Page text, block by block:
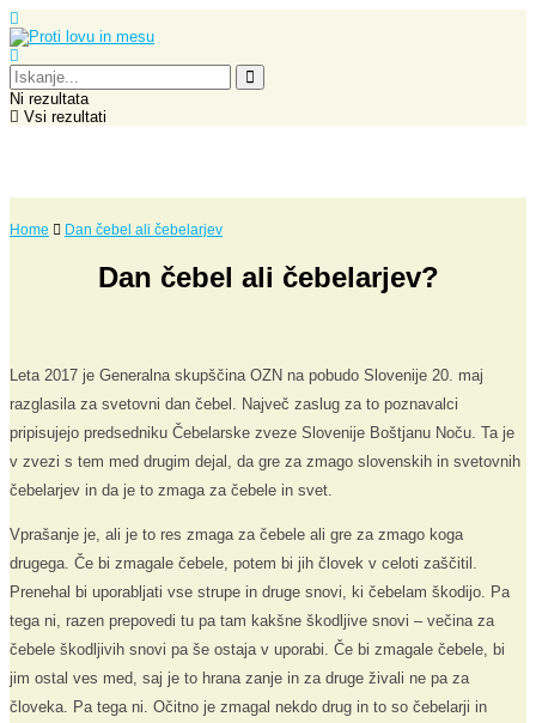
Ni rezultata
Vsi rezultati
Home Dan čebel ali čebelarjev
Dan čebel ali čebelarjev?
Leta 2017 je Generalna skupščina OZN na pobudo Slovenije 20. maj
razglasila za svetovni dan čebel. Največ zaslug za to poznavalci
pripisujejo predsedniku Čebelarske zveze Slovenije Boštjanu Noču. Ta je
v zvezi s tem med drugim dejal, da gre za zmago slovenskih in svetovnih
čebelarjev in da je to zmaga za čebele in svet.
Vprašanje je, ali je to res zmaga za čebele ali gre za zmago koga
drugega. Če bi zmagale čebele, potem bi jih človek v celoti zaščitil.
Prenehal bi uporabljati vse strupe in druge snovi, ki čebelam škodijo. Pa
tega ni, razen prepovedi tu pa tam kakšne škodljive snovi – večina za
čebele škodljivih snovi pa še ostaja v uporabi. Če bi zmagale čebele, bi
jim ostal ves med, saj je to hrana zanje in za druge živali ne pa za
človeka. Pa tega ni. Očitno je zmagal nekdo drug in to so čebelarji in